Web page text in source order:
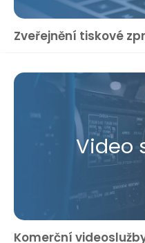
Zveřejnění tiskové
Video
Komerční